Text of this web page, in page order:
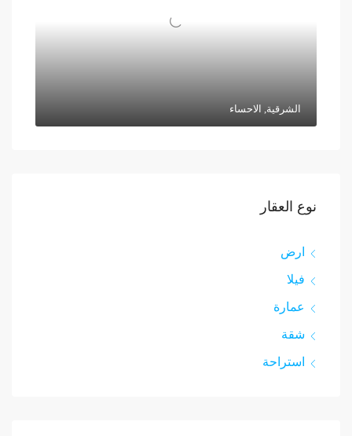
الشرقية, الاحساء
نوع العقار
ارض
فيلا
عمارة
شقة
استراحة